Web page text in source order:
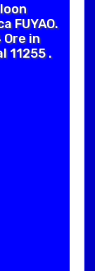
FUYAO.
in
11255 .